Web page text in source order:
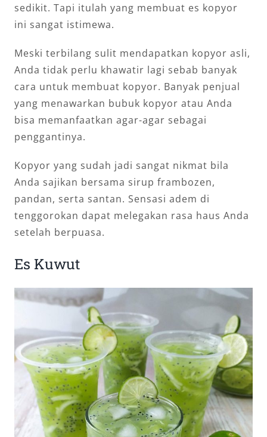
sedikit. Tapi itulah yang membuat es kopyor
ini sangat istimewa.
Meski terbilang sulit mendapatkan kopyor asli,
Anda tidak perlu khawatir lagi sebab banyak
cara untuk membuat kopyor. Banyak penjual
yang menawarkan bubuk kopyor atau Anda
bisa memanfaatkan agar-agar sebagai
penggantinya.
Kopyor yang sudah jadi sangat nikmat bila
Anda sajikan bersama sirup frambozen,
pandan, serta santan. Sensasi adem di
tenggorokan dapat melegakan rasa haus Anda
setelah berpuasa.
Es Kuwut